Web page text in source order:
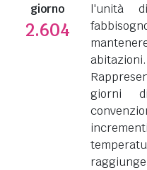
giorno
2.604
l'unità
abitazioni.
giorni